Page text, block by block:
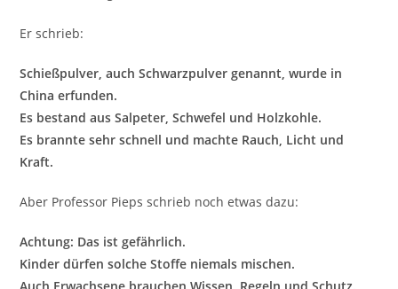
Er schrieb:
Schießpulver, auch Schwarzpulver genannt, wurde in
China erfunden.
Es bestand aus Salpeter, Schwefel und Holzkohle.
Es brannte sehr schnell und machte Rauch, Licht und
Kraft.
Aber Professor Pieps schrieb noch etwas dazu:
Achtung: Das ist gefährlich.
Kinder dürfen solche Stoffe niemals mischen.
Auch Erwachsene brauchen Wissen, Regeln und Schutz.